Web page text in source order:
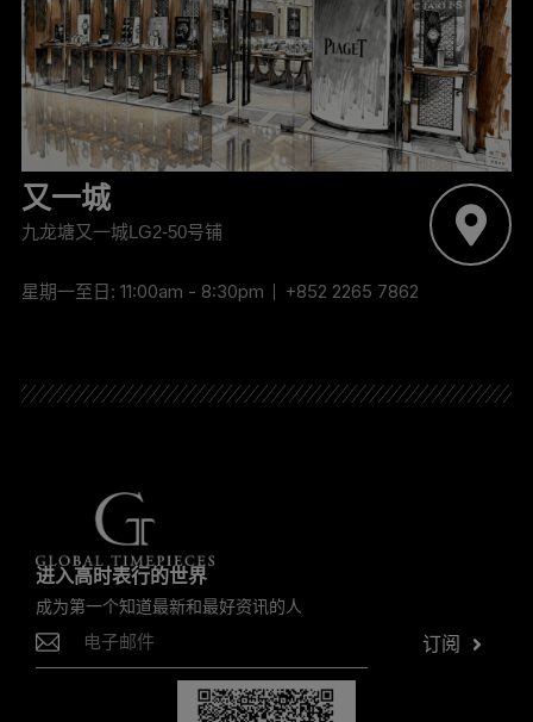
又一城
九龙塘又一城LG2-50号铺
星期一至日: 11:00am - 8:30pm +852 2265 7862
进入高时表行的世界
成为第一个知道最新和最好资讯的人
订阅